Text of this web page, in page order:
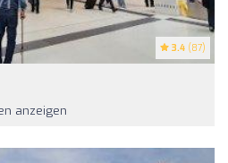
3.4 (87)
anzeigen